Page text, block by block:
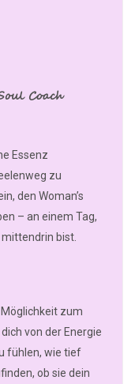
Coach
Essenz
zu
den Woman’s
– an einem Tag,
bist.
zum
von der Energie
fühlen, wie tief
ob sie dein